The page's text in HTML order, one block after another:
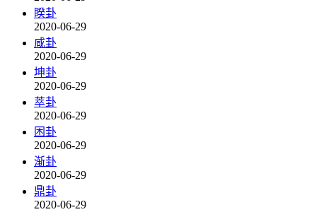
睽卦
2020-06-29
咸卦
2020-06-29
坤卦
2020-06-29
萃卦
2020-06-29
困卦
2020-06-29
渐卦
2020-06-29
鼎卦
2020-06-29